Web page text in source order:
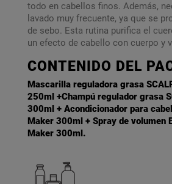
todo en cabellos finos. Además,
lavado muy frecuente, ya que se
de sebo. Esta rutina purifica el
un efecto de cabello con cuerpo y
CONTENIDO DEL
Mascarilla reguladora grasa
250ml +Champú regulador grasa
300ml + Acondicionador para
Maker 300ml + Spray de volumen
Maker 300ml.